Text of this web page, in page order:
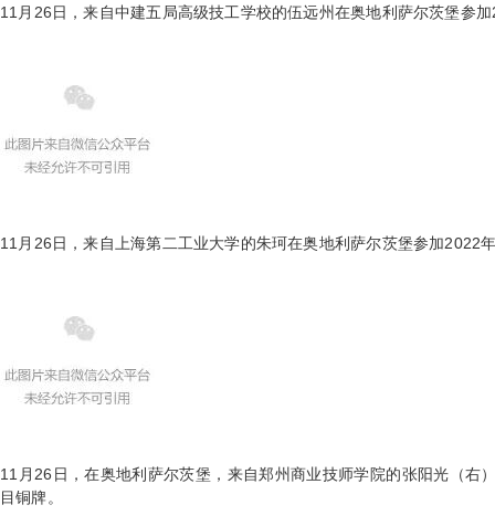
11月26日，来自中建五局高级技工学校的伍远州在奥地利萨尔茨堡参
11月26日，来自上海第二工业大学的朱珂在奥地利萨尔茨堡参加2022
11月26日，在奥地利萨尔茨堡，来自郑州商业技师学院的张阳光（
目铜牌。